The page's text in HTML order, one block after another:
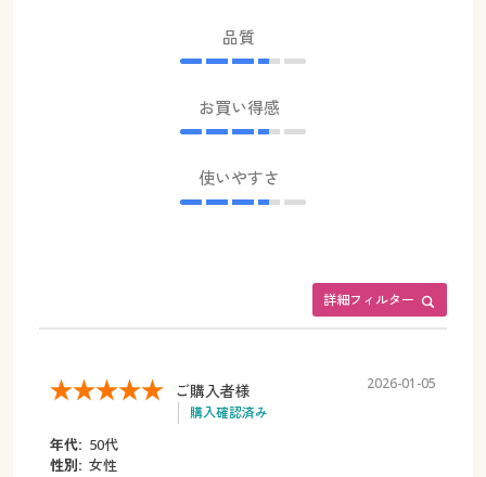
品質
お買い得感
使いやすさ
詳細フィルター
ご購入者様
購入確認済み
2026-01-05
年代: 50代
性別: 女性